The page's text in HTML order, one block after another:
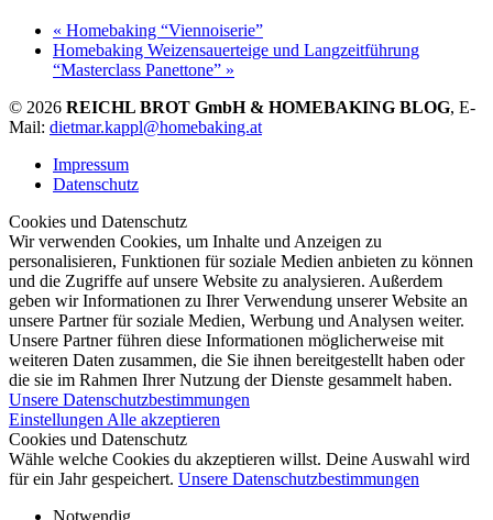
« Homebaking “Viennoiserie”
Homebaking Weizensauerteige und Langzeitführung
“Masterclass Panettone” »
© 2026 REICHL BROT GmbH & HOMEBAKING BLOG, E-
Mail: dietmar.kappl@homebaking.at
Impressum
Datenschutz
Cookies und Datenschutz
Wir verwenden Cookies, um Inhalte und Anzeigen zu
personalisieren, Funktionen für soziale Medien anbieten zu können
und die Zugriffe auf unsere Website zu analysieren. Außerdem
geben wir Informationen zu Ihrer Verwendung unserer Website an
unsere Partner für soziale Medien, Werbung und Analysen weiter.
Unsere Partner führen diese Informationen möglicherweise mit
weiteren Daten zusammen, die Sie ihnen bereitgestellt haben oder
die sie im Rahmen Ihrer Nutzung der Dienste gesammelt haben.
Unsere Datenschutzbestimmungen
Einstellungen Alle akzeptieren
Cookies und Datenschutz
Wähle welche Cookies du akzeptieren willst. Deine Auswahl wird
für ein Jahr gespeichert. Unsere Datenschutzbestimmungen